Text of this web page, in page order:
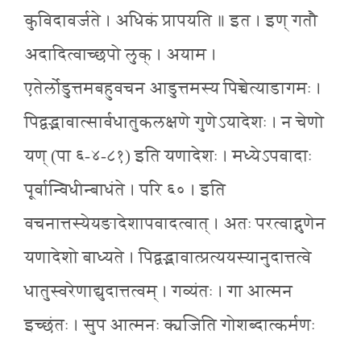
कुविदावर्जते । अधिकं प्रापयति ॥ इत । इण् गतौ
अदादित्वाच्छपो लुक् । अयाम ।
एतेर्लोडुत्तमबहुवचन आडुत्तमस्य पिच्चेत्याडागमः ।
पिद्वद्भावात्सार्वधातुकलक्षणे गुणेऽयादेशः । न चेणो
यण् (पा ६-४-८१) इति यणादेशः । मध्येऽपवादाः
पूर्वान्विधीन्बाधंते । परि ६० । इति
वचनात्तस्येयङादेशापवादत्वात् । अतः परत्वाद्गुणेन
यणादेशो बाध्यते । पिद्वद्भावात्प्रत्ययस्यानुदात्तत्वे
धातुस्वरेणाद्युदात्तत्वम् । गव्यंतः । गा आत्मन
इच्छंतः । सुप आत्मनः क्यजिति गोशब्दात्कर्मणः